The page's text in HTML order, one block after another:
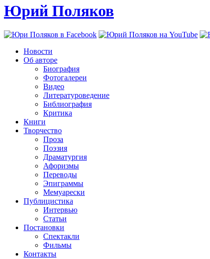
Юрий Поляков
Новости
Об авторе
Биография
Фотогалереи
Видео
Литературоведение
Библиография
Критика
Книги
Творчество
Проза
Поэзия
Драматургия
Афоризмы
Переводы
Эпиграммы
Мемуарески
Публицистика
Интервью
Статьи
Постановки
Спектакли
Фильмы
Контакты